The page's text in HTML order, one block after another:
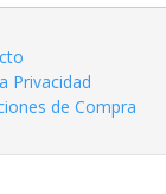
Privacidad
de Compra